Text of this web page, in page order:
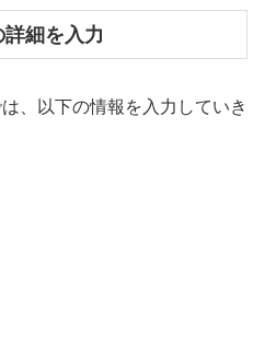
細を入力
、以下の情報を入力していき